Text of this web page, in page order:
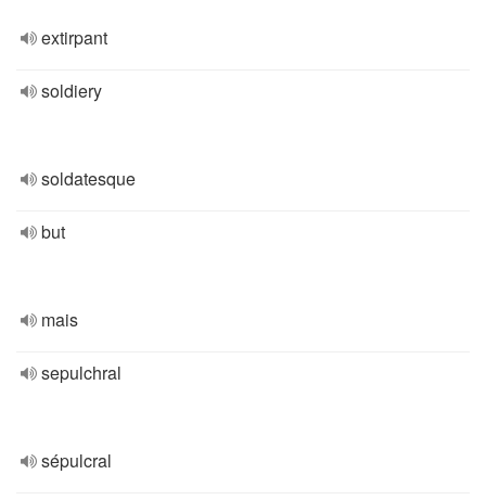
extirpant
soldiery
soldatesque
but
mais
sepulchral
sépulcral